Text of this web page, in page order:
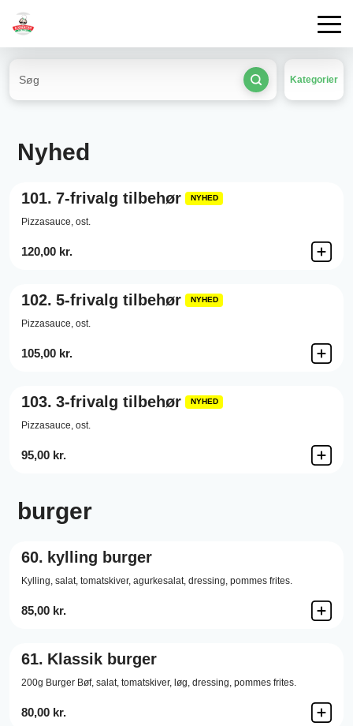
Kategorier
Nyhed
101. 7-frivalg tilbehør NYHED
Pizzasauce, ost.
120,00 kr.
102. 5-frivalg tilbehør NYHED
Pizzasauce, ost.
105,00 kr.
103. 3-frivalg tilbehør NYHED
Pizzasauce, ost.
95,00 kr.
burger
60. kylling burger
Kylling, salat, tomatskiver, agurkesalat, dressing, pommes frites.
85,00 kr.
61. Klassik burger
200g Burger Bøf, salat, tomatskiver, løg, dressing, pommes frites.
80,00 kr.